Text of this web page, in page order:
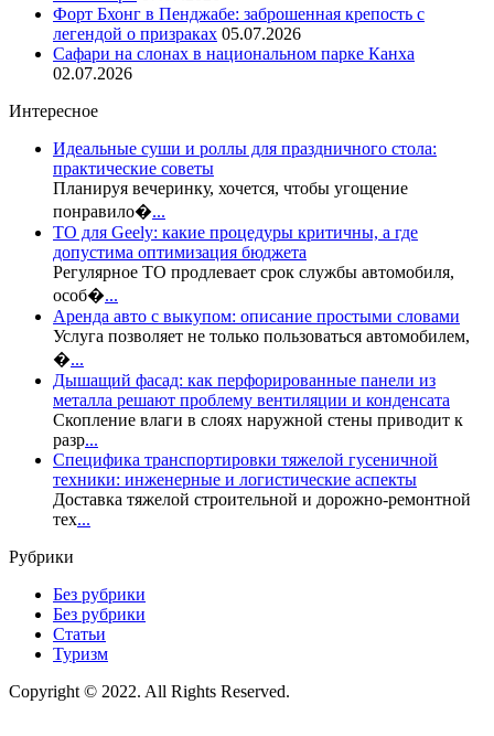
Форт Бхонг в Пенджабе: заброшенная крепость с
легендой о призраках 05.07.2026
Сафари на слонах в национальном парке Канха
02.07.2026
Интересное
Идеальные суши и роллы для праздничного стола:
практические советы
Планируя вечеринку, хочется, чтобы угощение
понравило�...
ТО для Geely: какие процедуры критичны, а где
допустима оптимизация бюджета
Регулярное ТО продлевает срок службы автомобиля,
особ�...
Аренда авто с выкупом: описание простыми словами
Услуга позволяет не только пользоваться автомобилем,
�...
Дышащий фасад: как перфорированные панели из
металла решают проблему вентиляции и конденсата
Скопление влаги в слоях наружной стены приводит к
разр...
Специфика транспортировки тяжелой гусеничной
техники: инженерные и логистические аспекты
Доставка тяжелой строительной и дорожно-ремонтной
тех...
Рубрики
Без рубрики
Без рубрики
Статьи
Туризм
Copyright © 2022. All Rights Reserved.